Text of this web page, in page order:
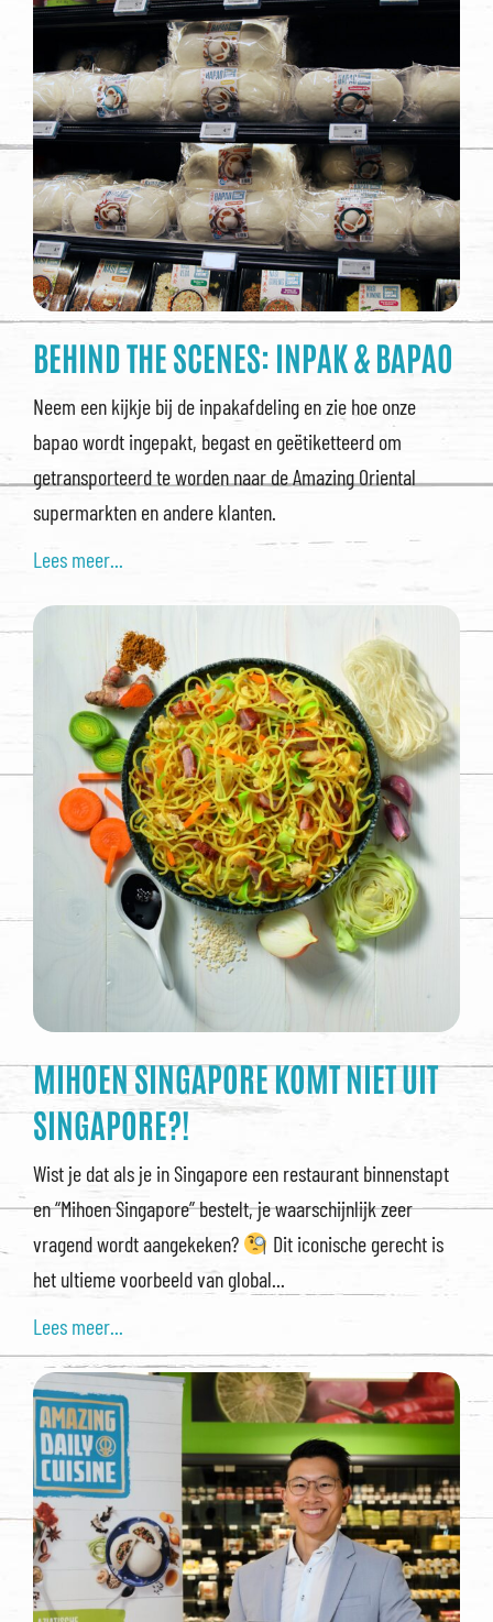
BEHIND THE SCENES: INPAK & BAPAO
Neem een kijkje bij de inpakafdeling en zie hoe onze
bapao wordt ingepakt, begast en geëtiketteerd om
getransporteerd te worden naar de Amazing Oriental
supermarkten en andere klanten.
Lees meer...
MIHOEN SINGAPORE KOMT NIET UIT
SINGAPORE?!
Wist je dat als je in Singapore een restaurant binnenstapt
en “Mihoen Singapore” bestelt, je waarschijnlijk zeer
vragend wordt aangekeken?
Dit iconische gerecht is
het ultieme voorbeeld van global...
Lees meer...